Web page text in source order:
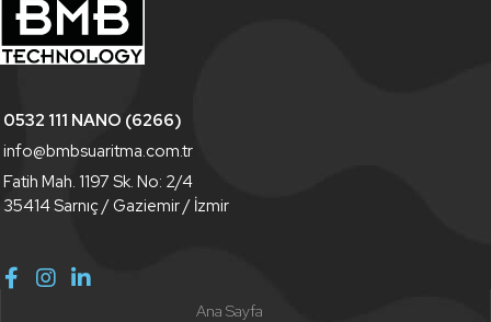
0532 111 NANO (6266)
info@bmbsuaritma.com.tr
Fatih Mah. 1197 Sk. No: 2/4
35414 Sarnıç / Gaziemir / İzmir
Ana Sayfa